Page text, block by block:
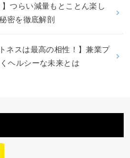
】つらい減量もとことん楽し
密を徹底解剖
ネスは最高の相性！】兼業プ
ヘルシーな未来とは